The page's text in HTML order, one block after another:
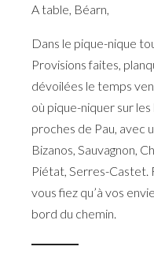
A table, Béarn,
Dans le pique-nique
Provisions faites,
dévoilées le temps
où pique-niquer sur
proches de Pau, avec
Bizanos, Sauvagnon,
Piétat, Serres-Castet.
vous fiez qu’à vos
bord du chemin.